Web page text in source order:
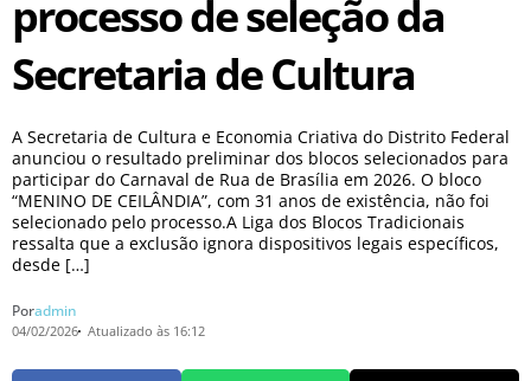
processo de seleção da
Secretaria de Cultura
A Secretaria de Cultura e Economia Criativa do Distrito Federal
anunciou o resultado preliminar dos blocos selecionados para
participar do Carnaval de Rua de Brasília em 2026. O bloco
“MENINO DE CEILÂNDIA”, com 31 anos de existência, não foi
selecionado pelo processo.A Liga dos Blocos Tradicionais
ressalta que a exclusão ignora dispositivos legais específicos,
desde […]
Poradmin
04/02/2026 Atualizado às 16:12